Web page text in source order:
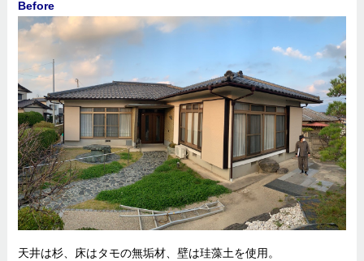
Before
天井は杉、床はタモの無垢材、壁は珪藻土を使用。